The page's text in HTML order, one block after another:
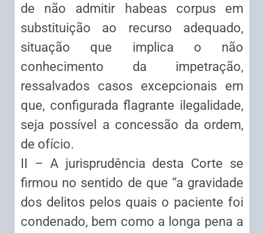
de não admitir habeas corpus em
substituição ao recurso adequado,
situação que implica o não
conhecimento da impetração,
ressalvados casos excepcionais em
que, configurada flagrante ilegalidade,
seja possível a concessão da ordem,
de ofício.
II – A jurisprudência desta Corte se
firmou no sentido de que “a gravidade
dos delitos pelos quais o paciente foi
condenado, bem como a longa pena a